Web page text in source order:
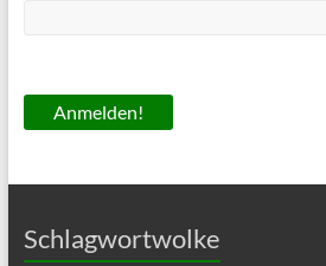
Schlagwortwolke